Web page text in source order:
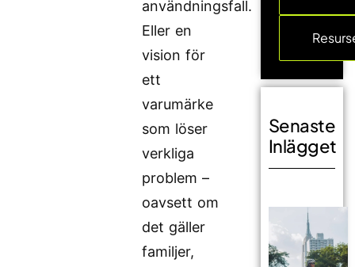
användningsfall.
Eller en
vision för
ett
varumärke
som löser
verkliga
problem –
oavsett om
det gäller
familjer,
Senaste
Inlägget